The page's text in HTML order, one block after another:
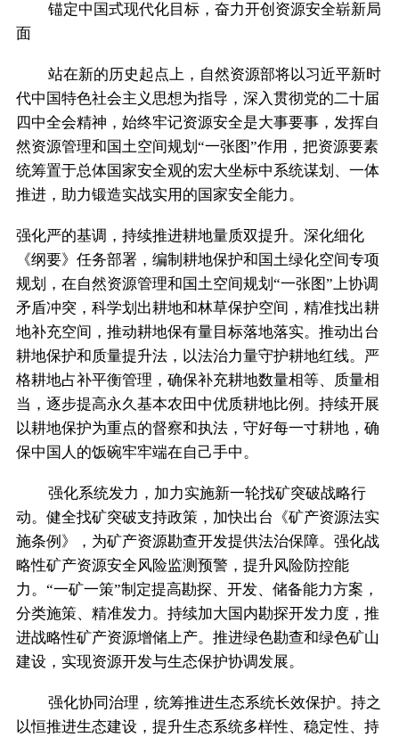
锚定中国式现代化目标，奋力开创资源安全崭新局
面
站在新的历史起点上，自然资源部将以习近平新时
代中国特色社会主义思想为指导，深入贯彻党的二十届
四中全会精神，始终牢记资源安全是大事要事，发挥自
然资源管理和国土空间规划“一张图”作用，把资源要素
统筹置于总体国家安全观的宏大坐标中系统谋划、一体
推进，助力锻造实战实用的国家安全能力。
强化严的基调，持续推进耕地量质双提升。深化细化
《纲要》任务部署，编制耕地保护和国土绿化空间专项
规划，在自然资源管理和国土空间规划“一张图”上协调
矛盾冲突，科学划出耕地和林草保护空间，精准找出耕
地补充空间，推动耕地保有量目标落地落实。推动出台
耕地保护和质量提升法，以法治力量守护耕地红线。严
格耕地占补平衡管理，确保补充耕地数量相等、质量相
当，逐步提高永久基本农田中优质耕地比例。持续开展
以耕地保护为重点的督察和执法，守好每一寸耕地，确
保中国人的饭碗牢牢端在自己手中。
强化系统发力，加力实施新一轮找矿突破战略行
动。健全找矿突破支持政策，加快出台《矿产资源法实
施条例》，为矿产资源勘查开发提供法治保障。强化战
略性矿产资源安全风险监测预警，提升风险防控能
力。“一矿一策”制定提高勘探、开发、储备能力方案，
分类施策、精准发力。持续加大国内勘探开发力度，推
进战略性矿产资源增储上产。推进绿色勘查和绿色矿山
建设，实现资源开发与生态保护协调发展。
强化协同治理，统筹推进生态系统长效保护。持之
以恒推进生态建设，提升生态系统多样性、稳定性、持